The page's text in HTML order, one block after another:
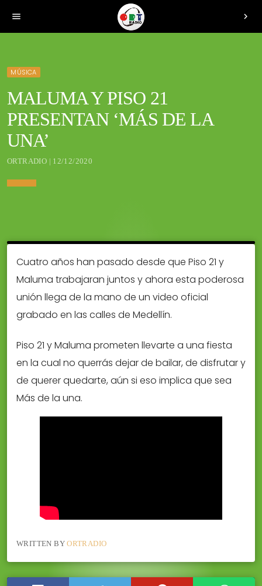
menu chevron_right
MÚSICA
MALUMA Y PISO 21
PRESENTAN ‘MÁS DE LA
UNA’
ORTRADIO | 12/12/2020
Cuatro años han pasado desde que Piso 21 y
Maluma trabajaran juntos y ahora esta poderosa
unión llega de la mano de un video oficial
grabado en las calles de Medellín.
Piso 21 y Maluma prometen llevarte a una fiesta
en la cual no querrás dejar de bailar, de disfrutar y
de querer quedarte, aún si eso implica que sea
Más de la una.
WRITTEN BYORTRADIO